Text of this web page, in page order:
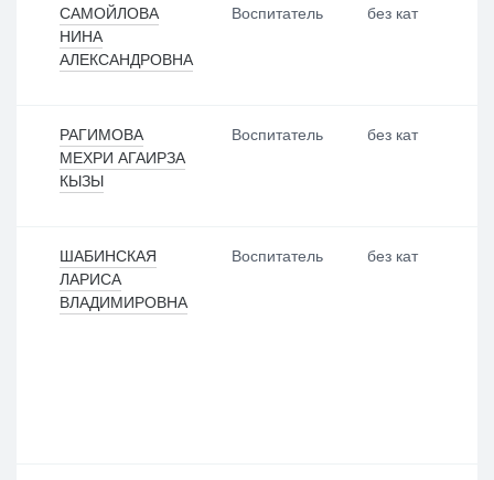
САМОЙЛОВА
НИНА
АЛЕКСАНДРОВНА
Воспитатель без кат
РАГИМОВА
МЕХРИ АГАИРЗА
КЫЗЫ
Воспитатель без кат
ШАБИНСКАЯ
ЛАРИСА
ВЛАДИМИРОВНА
Воспитатель без кат